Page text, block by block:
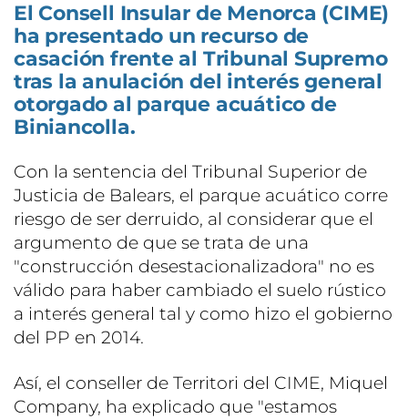
El Consell Insular de Menorca (CIME)
ha presentado un recurso de
casación frente al Tribunal Supremo
tras la anulación del interés general
otorgado al parque acuático de
Biniancolla.
Con la sentencia del Tribunal Superior de
Justicia de Balears, el parque acuático corre
riesgo de ser derruido, al considerar que el
argumento de que se trata de una
"construcción desestacionalizadora" no es
válido para haber cambiado el suelo rústico
a interés general tal y como hizo el gobierno
del PP en 2014.
Así, el conseller de Territori del CIME, Miquel
Company, ha explicado que "estamos